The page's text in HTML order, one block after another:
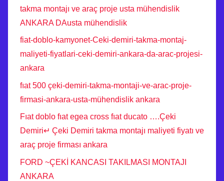
takma montajı ve araç proje usta mühendislik
ANKARA DAusta mühendislik
fiat-doblo-kamyonet-Ceki-demiri-takma-montaj-
maliyeti-fiyatlari-ceki-demiri-ankara-da-arac-projesi-
ankara
fıat 500 çeki-demiri-takma-montaji-ve-arac-proje-
firmasi-ankara-usta-mühendislik ankara
Fıat doblo fıat egea cross fıat ducato ….Çeki
Demiri↵ Çeki Demiri takma montajı maliyeti fiyatı ve
araç proje firması ankara
FORD ~ÇEKİ KANCASI TAKILMASI MONTAJI
ANKARA